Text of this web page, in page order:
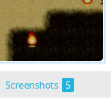
Screenshots 5